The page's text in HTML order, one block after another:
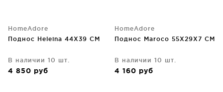
HomeAdore
Поднос Heleina 44X39 CM
В наличии 10 шт.
4 850 руб
HomeAdore
Поднос Maroco 55X29X7 CM
В наличии 10 шт.
4 160 руб